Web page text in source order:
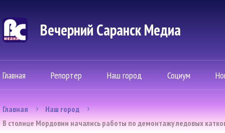
Вечерний Саранск Mедиа
Главная Репортер Наш город Социум
Главная
Наш город
В столице Мордовии начались работы по демонтажу ледовых